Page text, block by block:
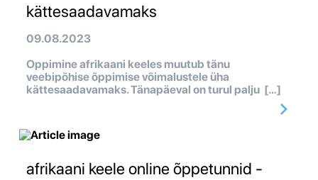
kättesaadavamaks
09.08.2023
Oppimine afrikaani keeles muutub tänu
veebipõhise õppimise võimalustele üha
kättesaadavamaks. Tänapäeval on turul palju […]
afrikaani keele online õppetunnid -